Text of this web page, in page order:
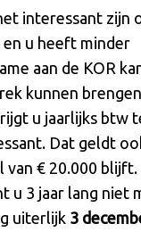
interessant zijn
en u heeft minder
aan de KOR
kunnen
u jaarlijks btw
Dat geldt
€ 20.000
u 3 jaar lang niet
uiterlijk 3